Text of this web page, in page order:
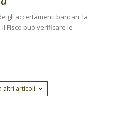
gli accertamenti bancari: la
Fisco può verificare le
altri articoli